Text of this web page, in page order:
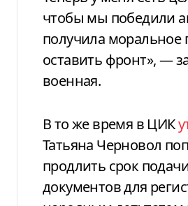
чтобы мы победили
получила моральное
оставить фронт», —
военная.
В то же время в ЦИК
Татьяна Черновол
продлить срок
документов для